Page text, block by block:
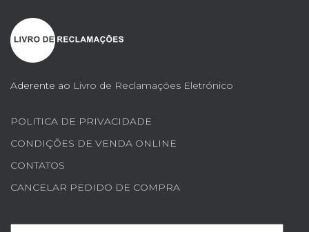
Aderente ao Livro de Reclamações Eletrónico
POLITICA DE PRIVACIDADE
CONDIÇÕES DE VENDA ONLINE
CONTATOS
CANCELAR PEDIDO DE COMPRA